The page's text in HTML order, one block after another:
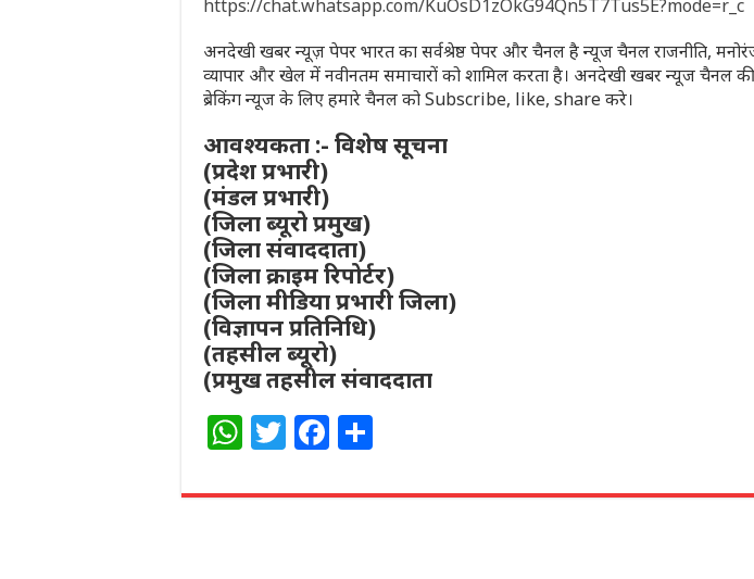
https://chat.whatsapp.com/KuOsD1zOkG94Qn5T7Tus5E?mode=r_c
अनदेखी खबर न्यूज़ पेपर भारत का सर्वश्रेष्ठ पेपर और चैनल है न्यूज चैनल राजनीति,
व्यापार और खेल में नवीनतम समाचारों को शामिल करता है। अनदेखी खबर न्यूज चैनल
ब्रेकिंग न्यूज के लिए हमारे चैनल को Subscribe, like, share करे।
आवश्यकता :- विशेष सूचना
(प्रदेश प्रभारी)
(मंडल प्रभारी)
(जिला ब्यूरो प्रमुख)
(जिला संवाददाता)
(जिला क्राइम रिपोर्टर)
(जिला मीडिया प्रभारी जिला)
(विज्ञापन प्रतिनिधि)
(तहसील ब्यूरो)
(प्रमुख तहसील संवाददाता
W
at
T
itt
F
c ar